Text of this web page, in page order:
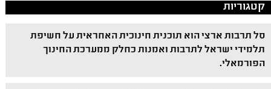
קטגוריות
סל תרבות ארצי הוא תוכנית חינוכית האחראית על חשיפת
תלמידי ישראל לתרבות ואמנות כחלק ממערכת החינוך
הפורמאלי.